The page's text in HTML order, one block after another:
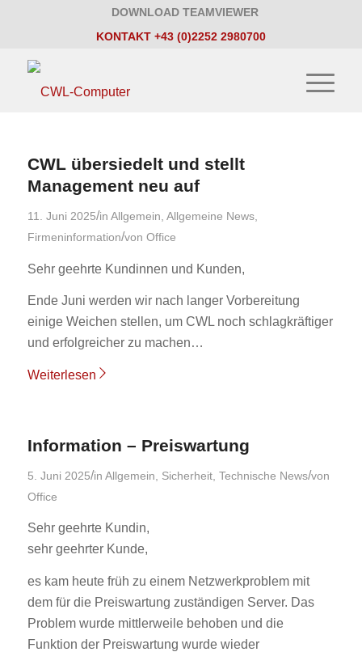
DOWNLOAD TEAMVIEWER
KONTAKT +43 (0)2252 2980700
CWL übersiedelt und stellt
Management neu auf
11. Juni 2025/in Allgemein Allgemeine News,
Firmeninformation/von Office
Sehr geehrte Kundinnen und Kunden,
Ende Juni werden wir nach langer Vorbereitung
einige Weichen stellen, um CWL noch schlagkräftiger
und erfolgreicher zu machen…
Weiterlesen
Information – Preiswartung
5. Juni 2025/in Allgemein Sicherheit, Technische News/von
Office
Sehr geehrte Kundin,
sehr geehrter Kunde,
es kam heute früh zu einem Netzwerkproblem mit
dem für die Preiswartung zuständigen Server. Das
Problem wurde mittlerweile behoben und die
Funktion der Preiswartung wurde wieder